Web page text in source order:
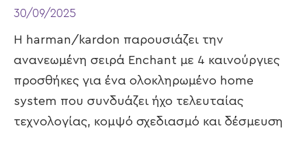
30/09/2025
Η harman/kardon παρουσιάζει την
ανανεωμένη σειρά Enchant με 4 καινούργιες
προσθήκες για ένα ολοκληρωμένο home
system που συνδυάζει ήχο τελευταίας
τεχνολογίας, κομψό σχεδιασμό και δέσμευση